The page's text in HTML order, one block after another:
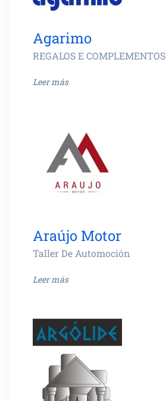
Agarimo
REGALOS E COMPLEMENTOS
Leer más
Araújo Motor
Taller De Automoción
Leer más